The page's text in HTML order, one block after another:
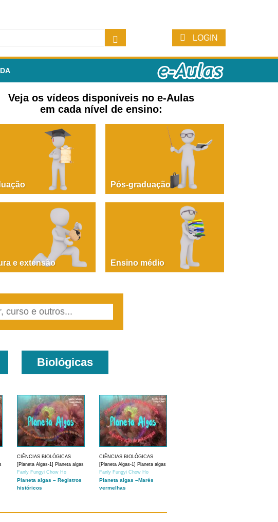
LOGIN
PAOLA GIUSTINA BACCIN
Dire, fare, partire! Aula 1 – parte 1
Veja os vídeos disponíveis no e-Aulas
em cada nível de ensino:
Pós-graduação
e extensão Ensino médio
Biológicas
CIÊNCIAS BIOLÓGICAS
[Planeta Algas-1] Planeta algas
Fanly Fungyi Chow Ho
Planeta algas – Registros
históricos
CIÊNCIAS BIOLÓGICAS
[Planeta Algas-1] Planeta algas
Fanly Fungyi Chow Ho
Planeta algas –Marés
vermelhas